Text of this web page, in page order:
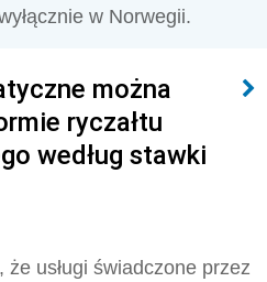
w Norwegii.
można
ryczałtu
według stawki
że usługi świadczone przez